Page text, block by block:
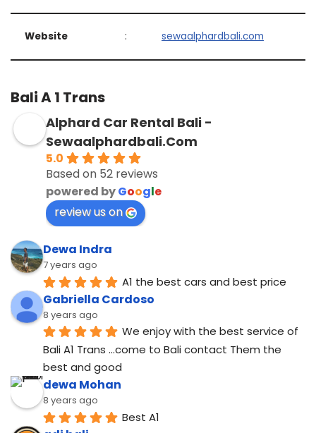
Website : sewaalphardbali.com
Bali A 1 Trans
Alphard Car Rental Bali -
Sewaalphardbali.Com
5.0
Based on 52 reviews
powered byGoogle
review us on
Dewa Indra
7 years ago
A1 the best cars and best price
Gabriella Cardoso
8 years ago
We enjoy with the best service of
Bali A1 Trans ...come to Bali contact Them the
best and good
dewa Mohan
8 years ago
Best A1